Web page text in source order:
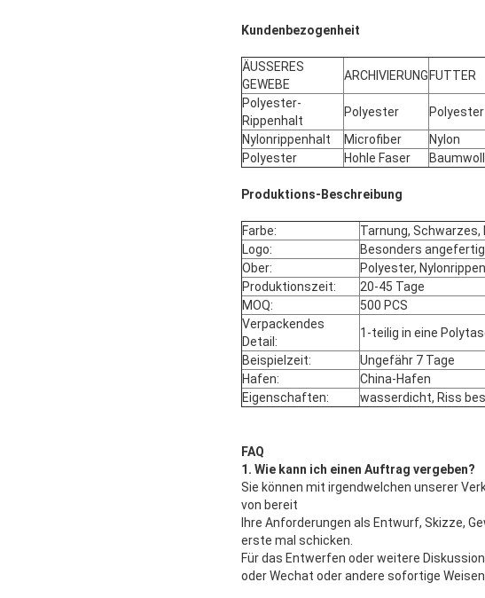
Kundenbezogenheit
ÄUSSERES
GEWEBE
ARCHIVIERUNG FUTTER
Polyester-
Rippenhalt
Polyester
Polyester
Nylonrippenhalt
Microfiber
Nylon
Polyester
Hohle Faser
Produktions-Beschreibung
Farbe:
Tarnung, Schwarzes,
Logo:
Besonders
Ober:
Polyester,
Produktionszeit:
20-45 Tage
MOQ:
500 PCS
Verpackendes
Detail:
1-teilig in eine
Beispielzeit:
Ungefähr 7 Tage
Hafen:
China-Hafen
Eigenschaften:
wasserdicht, Riss
FAQ
1. Wie kann ich einen Auftrag vergeben?
Sie können mit irgendwelchen unserer
von bereit
Ihre Anforderungen als Entwurf, Skizze,
erste mal schicken.
Für das Entwerfen oder weitere
oder Wechat oder andere sofortige